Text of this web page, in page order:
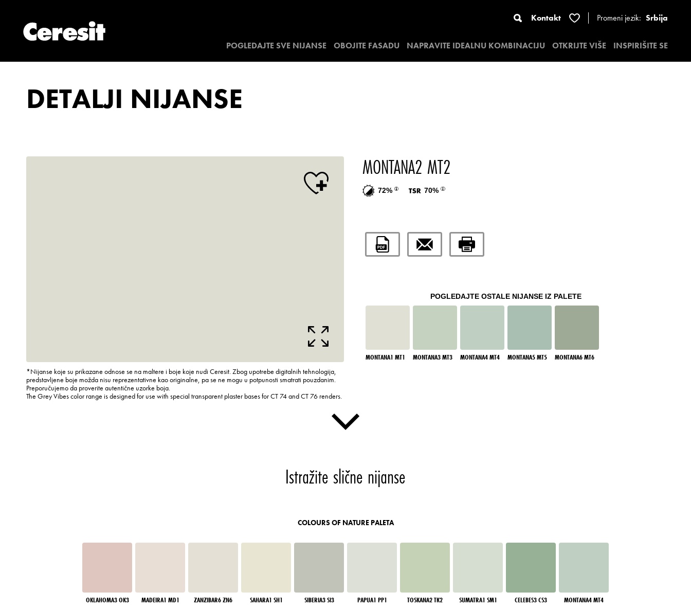
Kontakt Promeni jezik: Srbija
POGLEDAJTE SVE NIJANSE OBOJITE FASADU NAPRAVITE IDEALNU KOMBINACIJU OTKRIJTE VIŠE INSPIRIŠITE SE
DETALJI NIJANSE
*Nijanse koje su prikazane odnose se na maltere i boje koje nudi Ceresit. Zbog upotrebe digitalnih tehnologija,
predstavljene boje možda nisu reprezentativne kao originalne, pa se ne mogu u potpunosti smatrati pouzdanim.
Preporučujemo da proverite autentične uzorke boja.
The Grey Vibes color range is designed for use with special transparent plaster bases for CT 74 and CT 76 renders.
MONTANA2 MT2
72% 70%
POGLEDAJTE OSTALE NIJANSE IZ PALETE
MONTANA1 MT1 MONTANA3 MT3 MONTANA4 MT4 MONTANA5 MT5 MONTANA6 MT6
Istražite slične nijanse
COLOURS OF NATURE PALETA
OKLAHOMA3 OK3 MADEIRA1 MD1 ZANZIBAR6 ZN6 SAHARA1 SH1 SIBERIA3 SI3 PAPUA1 PP1 TOSKANA2 TK2 SUMATRA1 SM1 CELEBES3 CS3 MONTANA4 MT4